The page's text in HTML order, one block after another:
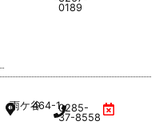
0189
雨ケ谷464-10285-
37-8558